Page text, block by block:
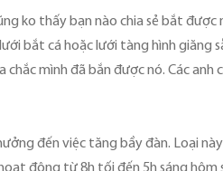
ko thấy bạn nào chia sẻ bắt được
bắt cá hoặc lưới tàng hình giăng
mình đã bắn được nó. Các anh
đến việc tăng bầy đàn. Loại
động từ 8h tối đến 5h sáng hôm